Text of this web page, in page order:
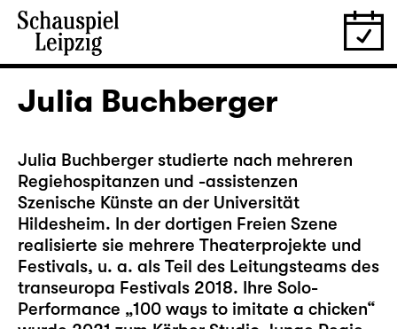
Julia Buchberger
Julia Buchberger studierte nach mehreren
Regiehospitanzen und -assistenzen
Szenische Künste an der Universität
Hildesheim. In der dortigen Freien Szene
realisierte sie mehrere Theaterprojekte und
Festivals, u. a. als Teil des Leitungsteams des
transeuropa Festivals 2018. Ihre Solo-
Performance „100 ways to imitate a chicken“